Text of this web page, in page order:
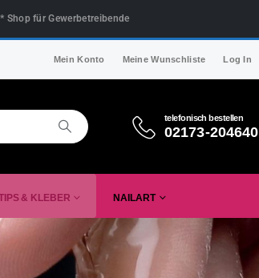
* Shop für Gewerbetreibende
Mein Konto Meine Wunschliste Log In
telefonisch bestellen
02173-204640
& KLEBER NAILART